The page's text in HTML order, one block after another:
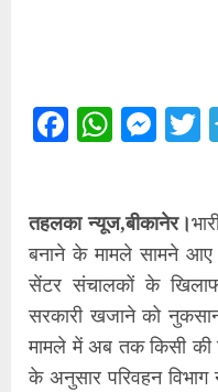
Facebook
तहलका न्यूज,बीकानेर।
बनाने के मामले सामने आए
सेंटर संचालकों के
सरकारी खजाने को
मामले में अब तक किसी की
के अनुसार परिवहन विभाग